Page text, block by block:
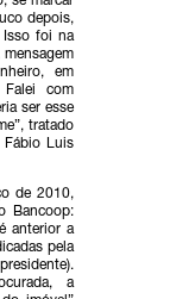
depois,
Isso foi na
em
Falei com
ser esse
tratado
Fábio Luis
de 2010,
Bancoop:
anterior a
pela
a